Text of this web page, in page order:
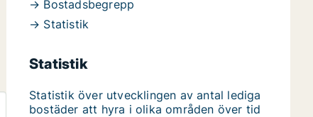
→ Bostadsbegrepp
→ Statistik
Statistik
Statistik över utvecklingen av antal lediga
bostäder att hyra i olika områden över tid